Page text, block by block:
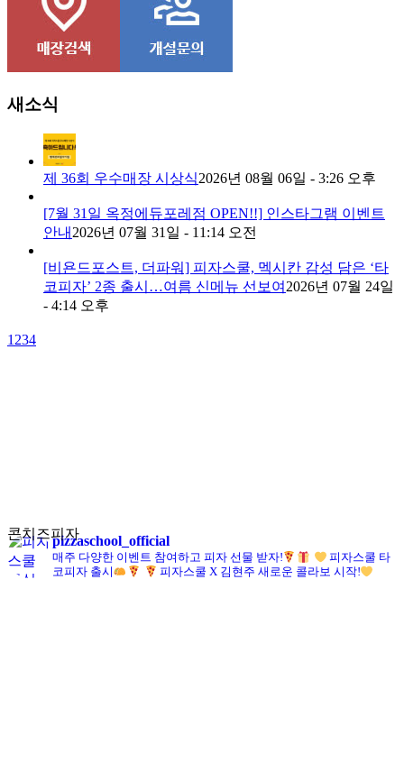
새소식
제 36회 우수매장 시상식2026년 08월 06일 - 3:26 오후
[7월 31일 옥정에듀포레점 OPEN!!] 인스타그램 이벤트
안내 2026년 07월 31일 - 11:14 오전
[비욘드포스트, 더파워] 피자스쿨, 멕시칸 감성 담은 ‘타
코피자’ 2종 출시…여름 신메뉴 선보여 2026년 07월 24일
- 4:14 오후
1234
콘치즈피자pizzaschool_official
매주 다양한 이벤트 참여하고 피자 선물 받자!
피자스쿨 타
코피자 출시
피자스쿨 X 김현주 새로운 콜라보 시작!